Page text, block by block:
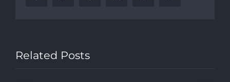
Related Posts